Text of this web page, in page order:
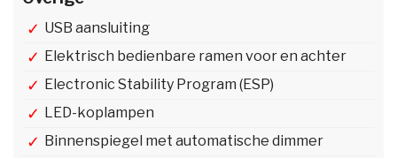
USB aansluiting
Elektrisch bedienbare ramen voor en achter
Electronic Stability Program (ESP)
LED-koplampen
Binnenspiegel met automatische dimmer